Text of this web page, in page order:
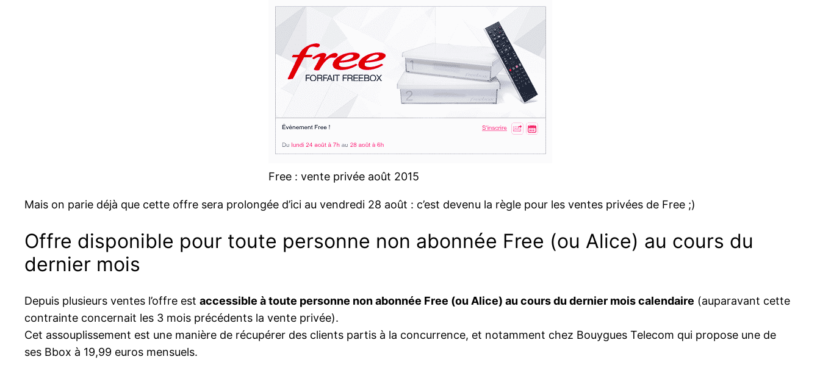
Free : vente privée août 2015
Mais on parie déjà que cette offre sera prolongée d’ici au vendredi 28 août : c’est devenu la règle pour les ventes privées de Free ;)
Offre disponible pour toute personne non abonnée Free (ou Alice) au cours du
dernier mois
Depuis plusieurs ventes l’offre est accessible à toute personne non abonnée Free (ou Alice) au cours du dernier mois calendaire (auparavant cette
contrainte concernait les 3 mois précédents la vente privée).
Cet assouplissement est une manière de récupérer des clients partis à la concurrence, et notamment chez Bouygues Telecom qui propose une de
ses Bbox à 19,99 euros mensuels.